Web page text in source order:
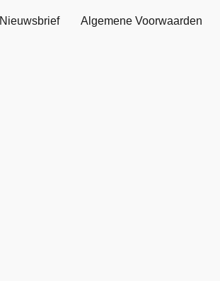
Nieuwsbrief Algemene Voorwaarden